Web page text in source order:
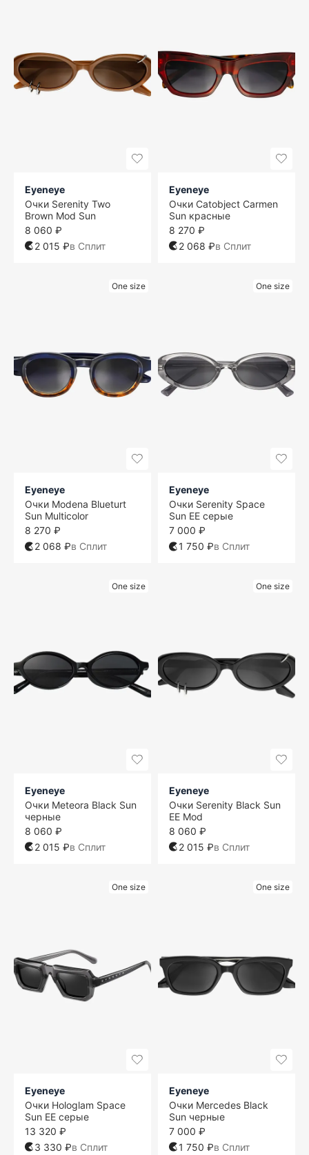
Eyeneye
Очки Serenity Two
Brown Mod Sun
8 060 ₽
2 015 ₽в Сплит
Eyeneye
Очки Catobject Carmen
Sun красные
8 270 ₽
2 068 ₽в Сплит
One size
Eyeneye
Очки Modena Blueturt
Sun Multicolor
8 270 ₽
2 068 ₽в Сплит
One size
Eyeneye
Очки Serenity Space
Sun EE серые
7 000 ₽
1 750 ₽в Сплит
One size
Eyeneye
Очки Meteora Black Sun
черные
8 060 ₽
2 015 ₽в Сплит
One size
Eyeneye
Очки Serenity Black Sun
EE Mod
8 060 ₽
2 015 ₽в Сплит
One size
Eyeneye
Очки Hologlam Space
Sun EE серые
13 320 ₽
3 330 ₽в Сплит
One size
Eyeneye
Очки Mercedes Black
Sun черные
7 000 ₽
1 750 ₽в Сплит